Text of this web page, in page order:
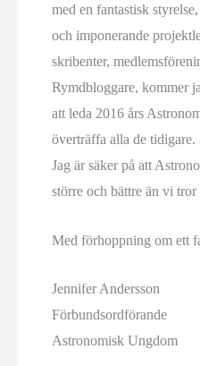
med en fantastisk
och imponerande
skribenter,
Rymdbloggare, kommer
att leda 2016 års
överträffa alla de
Jag är säker på att
större och bättre än vi
Med förhoppning om ett
Jennifer Andersson
Förbundsordförande
Astronomisk Ungdom